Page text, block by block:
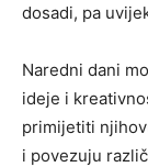
dosadi, pa
Naredni dani
ideje i
primijetiti
i povezuju